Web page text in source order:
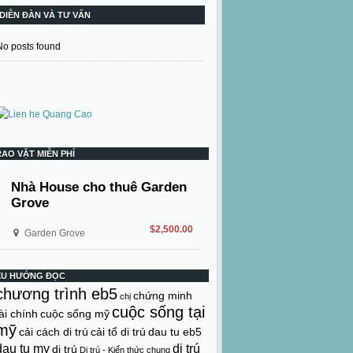
DIỄN ĐÀN VÀ TƯ VẤN
posts found
VẶT MIỄN PHÍ
Nhà House cho thuê Garden
Grove
Garden Grove $2,500.00
HƯỚNG ĐỌC
trình eb5 chị chứng minh
chính cuộc sống mỹcuộc sống tại
cải cách di trú cải tổ di trú dau tu eb5
tu mydi trú Di trú - Kiến thức chung di trú